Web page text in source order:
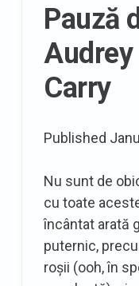
Pauză
Carry
Published
Nu sunt de
cu toate
încântat arată
puternic,
roșii (ooh, în